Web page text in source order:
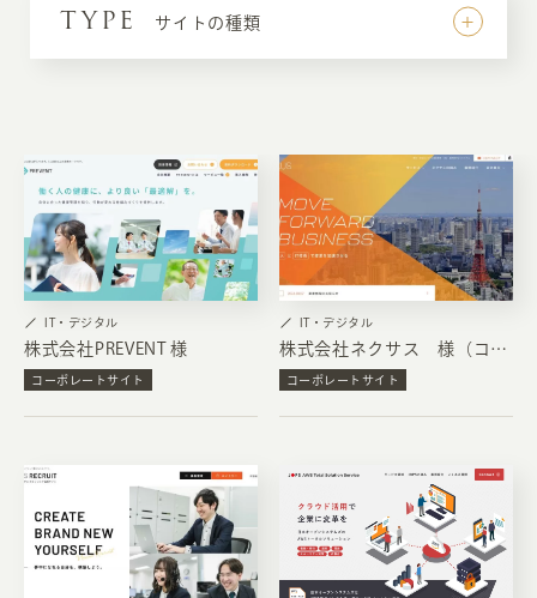
TYPE サイトの種類
IT・デジタル
株式会社PREVENT 様
コーポレートサイト
IT・デジタル
株式会社ネクサス 様（コーポレートサイト）
コーポレートサイト